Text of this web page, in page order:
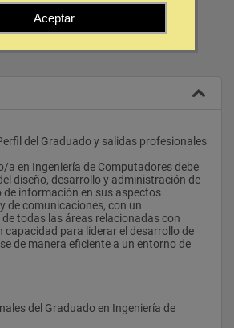
Universitarias
Perfil del Graduado y salidas profesionales
a en Ingeniería de Computadores debe
diseño, desarrollo y administración de
de información en sus aspectos
de comunicaciones, con un
todas las áreas relacionadas con
capacidad para liderar el desarrollo de
de manera eficiente a un entorno de
del Graduado en Ingeniería de
Aceptar